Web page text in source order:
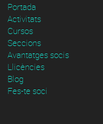
Portada
Activitats
Cursos
Seccions
Avantatges socis
Llicències
Blog
Fes-te soci